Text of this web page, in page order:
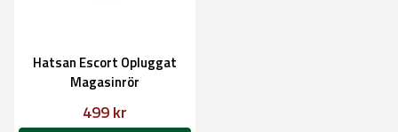
Hatsan Escort Opluggat
Magasinrör
499 kr